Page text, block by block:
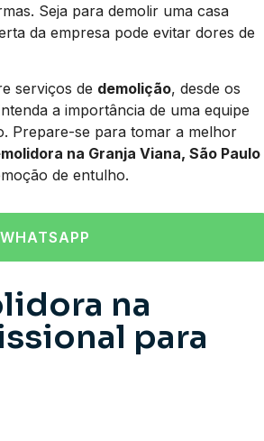
Seja para demolir uma casa
da empresa pode evitar dores de
serviços de demolição, desde os
a importância de uma equipe
Prepare-se para tomar a melhor
na Granja Viana, São Paulo
de entulho.
na
para